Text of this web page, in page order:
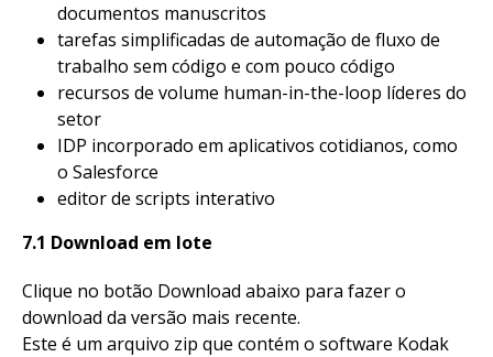
documentos manuscritos
tarefas simplificadas de automação de fluxo de
trabalho sem código e com pouco código
recursos de volume human-in-the-loop líderes do
setor
IDP incorporado em aplicativos cotidianos, como
o Salesforce
editor de scripts interativo
7.1 Download em lote
Clique no botão Download abaixo para fazer o
download da versão mais recente.
Este é um arquivo zip que contém o software Kodak